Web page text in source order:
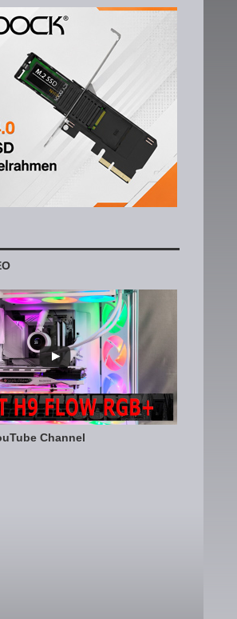
Channel